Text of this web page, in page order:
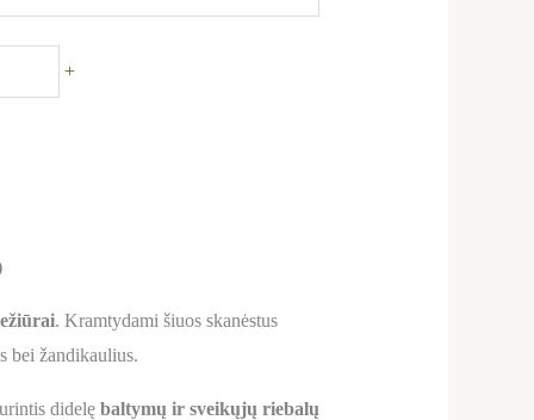
+
. Kramtydami šiuos skanėstus
bei žandikaulius.
didelę baltymų ir sveikųjų riebalų